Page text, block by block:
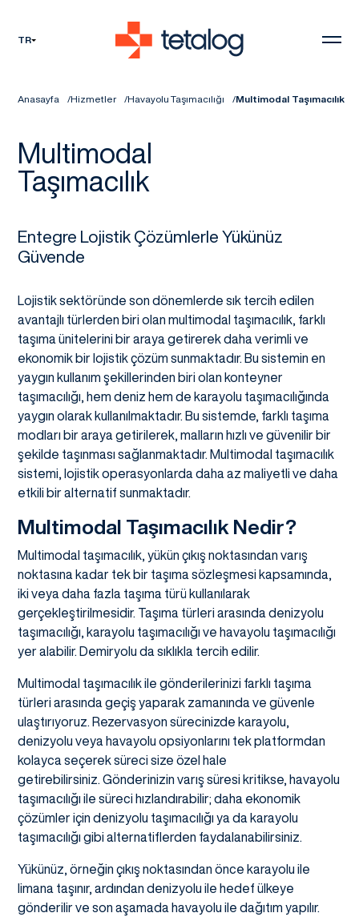
TR
Anasayfa Hizmetler Havayolu Taşımacılığı Multimodal Taşımacılık
Multimodal
Taşımacılık
Entegre Lojistik Çözümlerle Yükünüz
Güvende
Lojistik sektöründe son dönemlerde sık tercih edilen
avantajlı türlerden biri olan multimodal taşımacılık, farklı
taşıma ünitelerini bir araya getirerek daha verimli ve
ekonomik bir lojistik çözüm sunmaktadır. Bu sistemin en
yaygın kullanım şekillerinden biri olan konteyner
taşımacılığı, hem deniz hem de karayolu taşımacılığında
yaygın olarak kullanılmaktadır. Bu sistemde, farklı taşıma
modları bir araya getirilerek, malların hızlı ve güvenilir bir
şekilde taşınması sağlanmaktadır. Multimodal taşımacılık
sistemi, lojistik operasyonlarda daha az maliyetli ve daha
etkili bir alternatif sunmaktadır.
Multimodal Taşımacılık Nedir?
Multimodal taşımacılık, yükün çıkış noktasından varış
noktasına kadar tek bir taşıma sözleşmesi kapsamında,
iki veya daha fazla taşıma türü kullanılarak
gerçekleştirilmesidir. Taşıma türleri arasında denizyolu
taşımacılığı, karayolu taşımacılığı ve havayolu taşımacılığı
yer alabilir. Demiryolu da sıklıkla tercih edilir.
Multimodal taşımacılık ile gönderilerinizi farklı taşıma
türleri arasında geçiş yaparak zamanında ve güvenle
ulaştırıyoruz. Rezervasyon sürecinizde karayolu,
denizyolu veya havayolu opsiyonlarını tek platformdan
kolayca seçerek süreci size özel hale
getirebilirsiniz. Gönderinizin varış süresi kritikse, havayolu
taşımacılığı ile süreci hızlandırabilir; daha ekonomik
çözümler için denizyolu taşımacılığı ya da karayolu
taşımacılığı gibi alternatiflerden faydalanabilirsiniz.
Yükünüz, örneğin çıkış noktasından önce karayolu ile
limana taşınır, ardından denizyolu ile hedef ülkeye
gönderilir ve son aşamada havayolu ile dağıtım yapılır.